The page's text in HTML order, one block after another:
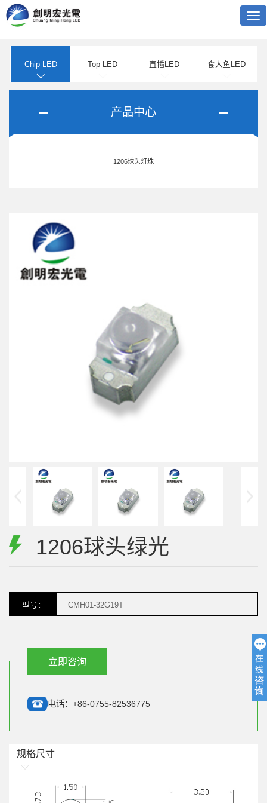
Chip LED Top LED 直插LED 食人鱼LED
产品中心
1206球头灯珠
1206球头绿光
型号： CMH01-32G19T
电话：+86-0755-82536775
规格尺寸